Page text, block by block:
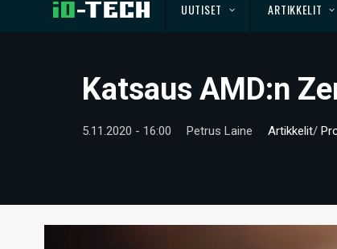
UUTISET ARTIKKELIT
Katsaus AMD:n
5.11.2020 - 16:00 Petrus Laine Artikkelit/